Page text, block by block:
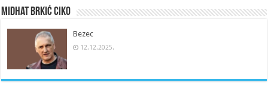
Midhat Brkić Ciko
Bezec
12.12.2025.